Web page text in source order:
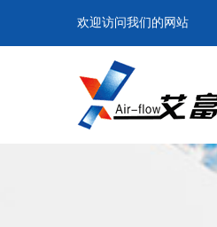
欢迎访问我们的网站